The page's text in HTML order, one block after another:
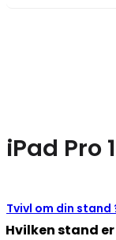
iPad Pro
Tvivl om din stand
Hvilken stand